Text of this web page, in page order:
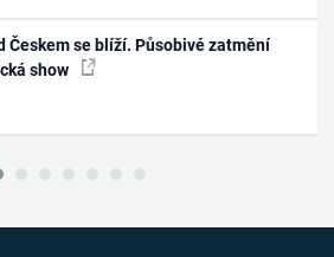
Českem se blíží. Působivé zatmění
show